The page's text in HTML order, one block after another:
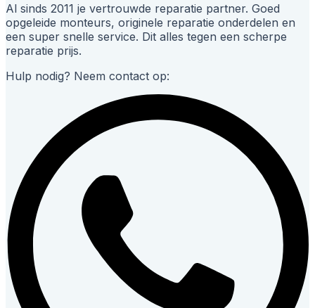
Al sinds 2011 je vertrouwde reparatie partner. Goed
opgeleide monteurs, originele reparatie onderdelen en
een super snelle service. Dit alles tegen een scherpe
reparatie prijs.
Hulp nodig? Neem contact op: